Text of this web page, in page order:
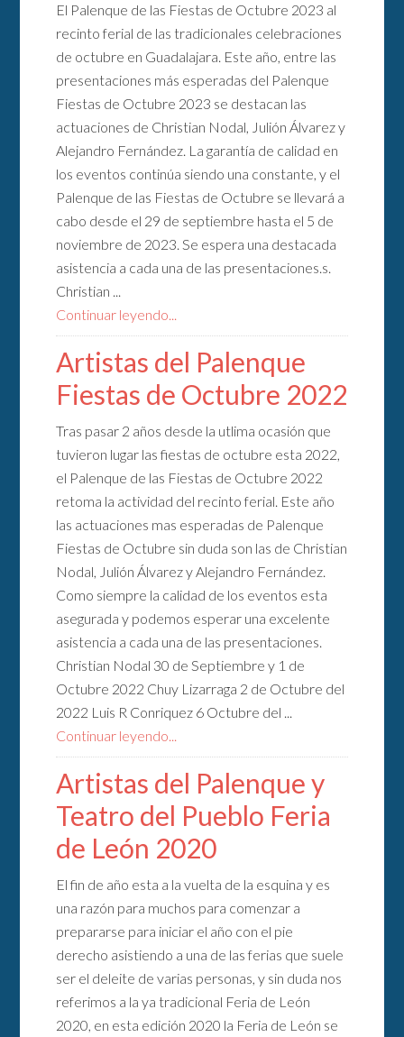
El Palenque de las Fiestas de Octubre 2023 al
recinto ferial de las tradicionales celebraciones
de octubre en Guadalajara. Este año, entre las
presentaciones más esperadas del Palenque
Fiestas de Octubre 2023 se destacan las
actuaciones de Christian Nodal, Julión Álvarez y
Alejandro Fernández. La garantía de calidad en
los eventos continúa siendo una constante, y el
Palenque de las Fiestas de Octubre se llevará a
cabo desde el 29 de septiembre hasta el 5 de
noviembre de 2023. Se espera una destacada
asistencia a cada una de las presentaciones.s.
Christian ...
Continuar leyendo...
Artistas del Palenque
Fiestas de Octubre 2022
Tras pasar 2 años desde la utlima ocasión que
tuvieron lugar las fiestas de octubre esta 2022,
el Palenque de las Fiestas de Octubre 2022
retoma la actividad del recinto ferial. Este año
las actuaciones mas esperadas de Palenque
Fiestas de Octubre sin duda son las de Christian
Nodal, Julión Álvarez y Alejandro Fernández.
Como siempre la calidad de los eventos esta
asegurada y podemos esperar una excelente
asistencia a cada una de las presentaciones.
Christian Nodal 30 de Septiembre y 1 de
Octubre 2022 Chuy Lizarraga 2 de Octubre del
2022 Luis R Conriquez 6 Octubre del ...
Continuar leyendo...
Artistas del Palenque y
Teatro del Pueblo Feria
de León 2020
El fin de año esta a la vuelta de la esquina y es
una razón para muchos para comenzar a
prepararse para iniciar el año con el pie
derecho asistiendo a una de las ferias que suele
ser el deleite de varias personas, y sin duda nos
referimos a la ya tradicional Feria de León
2020, en esta edición 2020 la Feria de León se